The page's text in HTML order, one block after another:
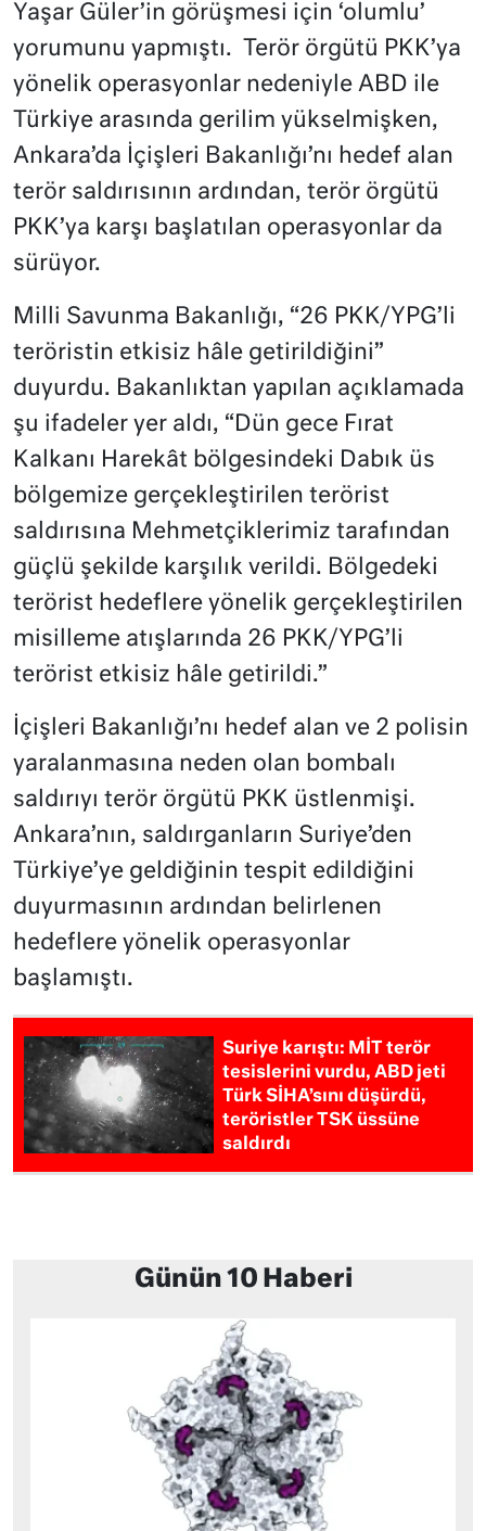
Yaşar Güler’in görüşmesi için ‘olumlu’
yorumunu yapmıştı. Terör örgütü PKK’ya
yönelik operasyonlar nedeniyle ABD ile
Türkiye arasında gerilim yükselmişken,
Ankara’da İçişleri Bakanlığı’nı hedef alan
terör saldırısının ardından, terör örgütü
PKK’ya karşı başlatılan operasyonlar da
sürüyor.
Milli Savunma Bakanlığı, “26 PKK/YPG’li
teröristin etkisiz hâle getirildiğini”
duyurdu. Bakanlıktan yapılan açıklamada
şu ifadeler yer aldı, “Dün gece Fırat
Kalkanı Harekât bölgesindeki Dabık üs
bölgemize gerçekleştirilen terörist
saldırısına Mehmetçiklerimiz tarafından
güçlü şekilde karşılık verildi. Bölgedeki
terörist hedeflere yönelik gerçekleştirilen
misilleme atışlarında 26 PKK/YPG’li
terörist etkisiz hâle getirildi.”
İçişleri Bakanlığı’nı hedef alan ve 2 polisin
yaralanmasına neden olan bombalı
saldırıyı terör örgütü PKK üstlenmişi.
Ankara’nın, saldırganların Suriye’den
Türkiye’ye geldiğinin tespit edildiğini
duyurmasının ardından belirlenen
hedeflere yönelik operasyonlar
başlamıştı.
Suriye karıştı: MİT terör
tesislerini vurdu, ABD jeti
Türk SİHA’sını düşürdü,
teröristler TSK üssüne
saldırdı
Günün 10 Haberi